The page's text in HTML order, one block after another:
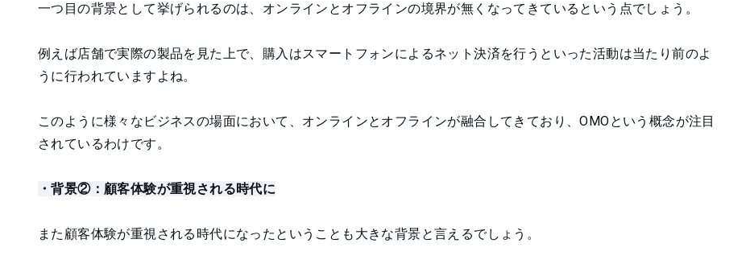
一つ目の背景として挙げられるのは、オンラインとオフラインの境界が無くなってきているという点でしょう。
例えば店舗で実際の製品を見た上で、購入はスマートフォンによるネット決済を行うといった活動は当たり前のよ
うに行われていますよね。
このように様々なビジネスの場面において、オンラインとオフラインが融合してきており、OMOという概念が注目
されているわけです。
・背景②：顧客体験が重視される時代に
また顧客体験が重視される時代になったということも大きな背景と言えるでしょう。